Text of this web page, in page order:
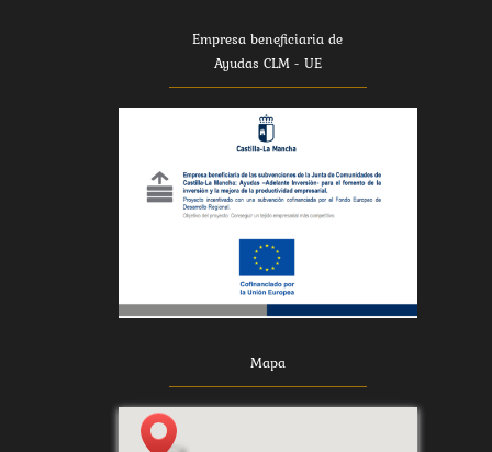
Empresa beneficiaria de
Ayudas CLM - UE
Mapa